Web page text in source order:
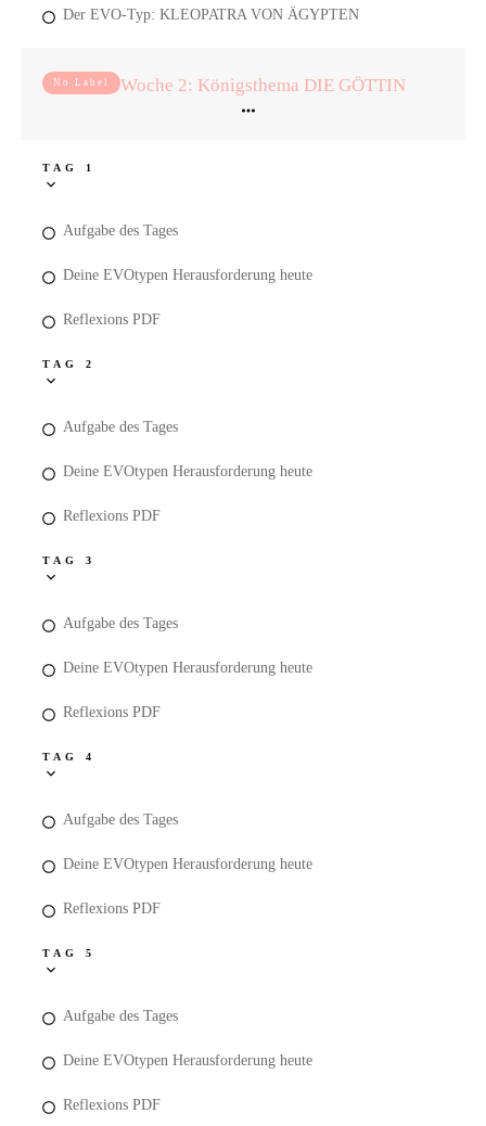
Der EVO-Typ: KLEOPATRA VON ÄGYPTEN
No Label Woche 2: Königsthema DIE GÖTTIN
TAG 1
Aufgabe des Tages
Deine EVOtypen Herausforderung heute
Reflexions PDF
TAG 2
Aufgabe des Tages
Deine EVOtypen Herausforderung heute
Reflexions PDF
TAG 3
Aufgabe des Tages
Deine EVOtypen Herausforderung heute
Reflexions PDF
TAG 4
Aufgabe des Tages
Deine EVOtypen Herausforderung heute
Reflexions PDF
TAG 5
Aufgabe des Tages
Deine EVOtypen Herausforderung heute
Reflexions PDF